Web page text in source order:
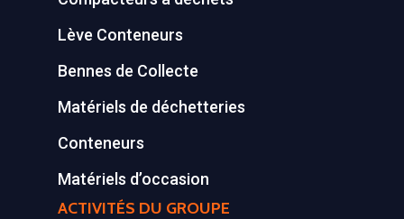
Lève Conteneurs
Bennes de Collecte
Matériels de déchetteries
Conteneurs
Matériels d’occasion
ACTIVITÉS DU GROUPE